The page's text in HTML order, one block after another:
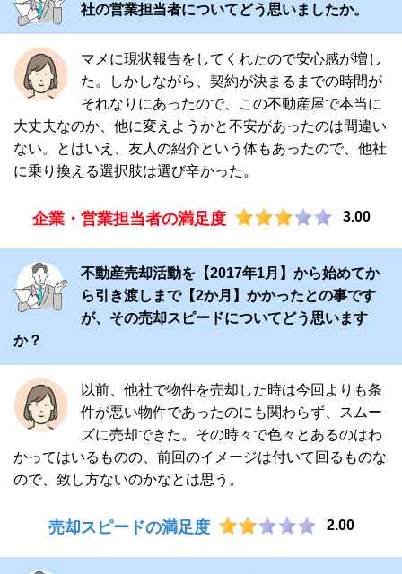
社の営業担当者についてどう思いましたか。
マメに現状報告をしてくれたので安心感が増し
た。しかしながら、契約が決まるまでの時間が
それなりにあったので、この不動産屋で本当に
大丈夫なのか、他に変えようかと不安があったのは間違い
ない。とはいえ、友人の紹介という体もあったので、他社
に乗り換える選択肢は選び辛かった。
企業・営業担当者の満足度 3.00
不動産売却活動を【2017年1月】から始めてか
ら引き渡しまで【2か月】かかったとの事です
が、その売却スピードについてどう思います
か？
以前、他社で物件を売却した時は今回よりも条
件が悪い物件であったのにも関わらず、スムー
ズに売却できた。その時々で色々とあるのはわ
かってはいるものの、前回のイメージは付いて回るものな
ので、致し方ないのかなとは思う。
売却スピードの満足度 2.00